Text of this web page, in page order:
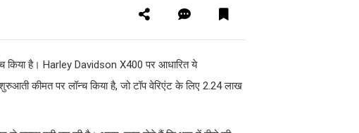
किया है। Harley Davidson X400 पर आधारित ये
कीमत पर लॉन्च किया है, जो टॉप वेरिएंट के लिए 2.24 लाख